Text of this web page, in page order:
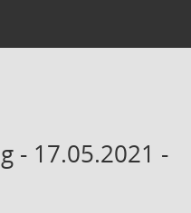
- 17.05.2021 -